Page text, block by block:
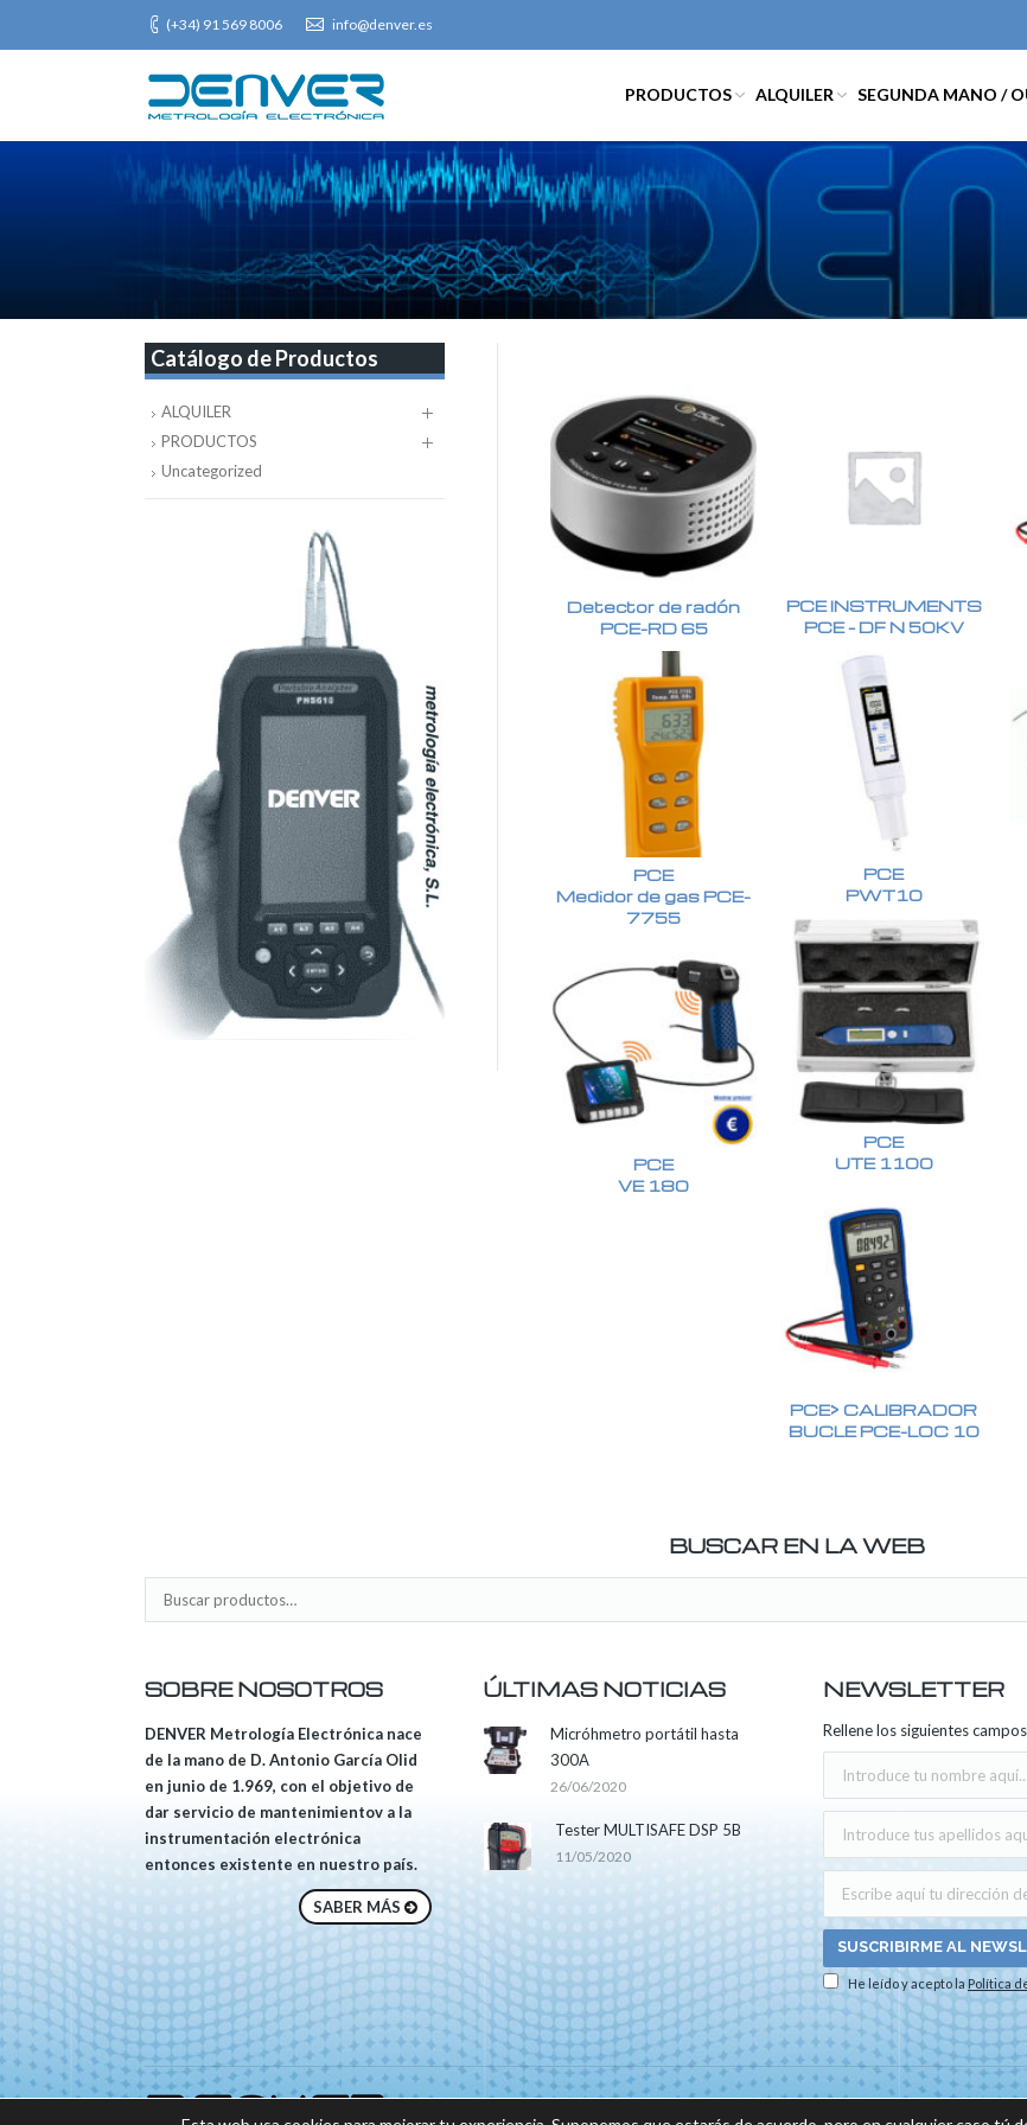
(+34) 91 569 8006 info@denver.es
PRODUCTOS ALQUILER SEGUNDA MANO /
Detector de radón
PCE-RD 65
PCE INSTRUMENTS
PCE – DF N 50KV
PCE
PWT10
PCE
Medidor de gas PCE-
7755
PCE
UTE 1100
PCE
VE 180
PCE> CALIBRADOR
BUCLE PCE-LOC 10
Catálogo de Productos
ALQUILER
PRODUCTOS
Uncategorized
BUSCAR EN LA WEB
SOBRE NOSOTROS
DENVER Metrología Electrónica nace
de la mano de D. Antonio García Olid
en junio de 1.969, con el objetivo de
dar servicio de mantenimientov a la
instrumentación electrónica
entonces existente en nuestro país.
SABER MÁS
ÚLTIMAS NOTICIAS
Micróhmetro portátil hasta
300A
26/06/2020
Tester MULTISAFE DSP 5B
11/05/2020
NEWSLETTER
Rellene los siguientes
He leído y acepto la Política